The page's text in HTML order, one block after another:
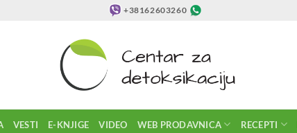
+38162603260
VESTI E-KNJIGE VIDEO WEB PRODAVNICA RECEPTI